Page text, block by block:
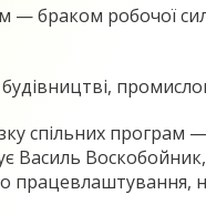
браком робочої
спільних програм —
Василь